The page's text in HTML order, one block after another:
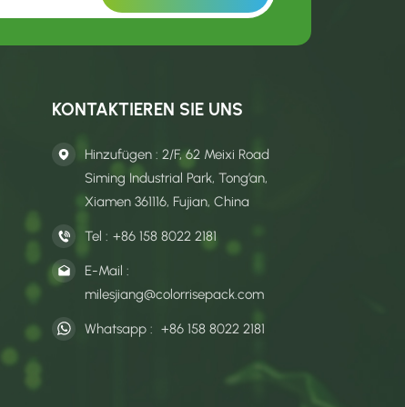
KONTAKTIEREN SIE UNS
Hinzufügen : 2/F, 62 Meixi Road
Siming Industrial Park, Tong’an,
Xiamen 361116, Fujian, China
Tel : +86 158 8022 2181
E-Mail :
milesjiang@colorrisepack.com
Whatsapp : +86 158 8022 2181